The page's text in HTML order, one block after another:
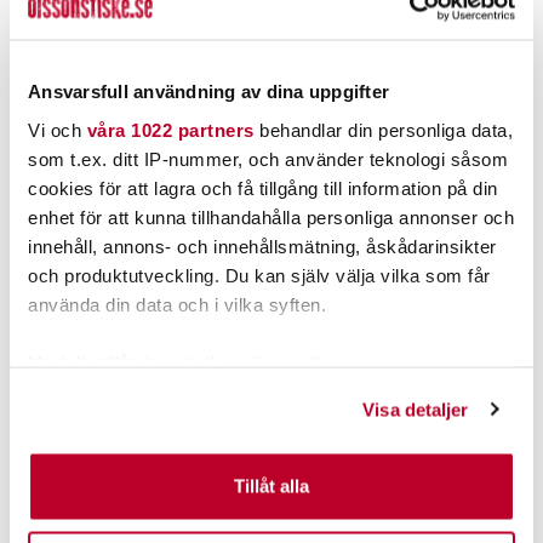
Ansvarsfull användning av dina uppgifter
Vi och våra 1022 partners behandlar din personliga data,
som t.ex. ditt IP-nummer, och använder teknologi såsom
cookies för att lagra och få tillgång till information på din
enhet för att kunna tillhandahålla personliga annonser och
innehåll, annons- och innehållsmätning, åskådarinsikter
och produktutveckling. Du kan själv välja vilka som får
använda din data och i vilka syften.
Identifiera din enhet genom att aktivt skanna den för
specifika kännetecken (fingeravtryck)
Ta reda på mer om hur dina personliga uppgifter
Visa detaljer
Tillåt alla
Aqua Blue/Marin
548,00 kr
LÄS MER
2 399,00 kr
LÄGG I VARUKORGEN
ANDRA TITTADE OCKSÅ PÅ
SAVAGE GEAR SAVAGE GEAR